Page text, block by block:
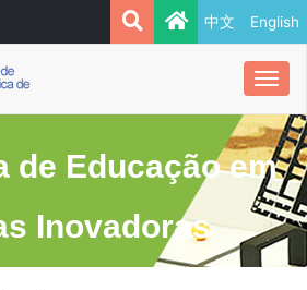
English
中文
de Educação em
Inovadoras